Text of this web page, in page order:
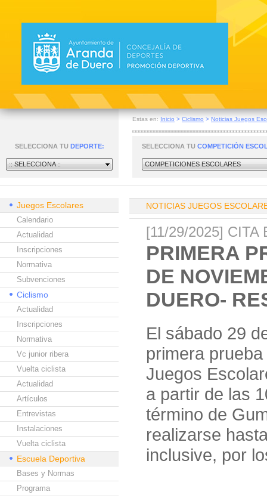
Estas en: Inicio > Ciclismo > Noticias Juegos
SELECCIONA TU DEPORTE:
:: SELECCIONA ::
SELECCIONA TU COMPETICIÓN
COMPETICIONES ESCOLARES
Juegos Escolares
Calendario
Actualidad
Inscripciones
Normativa
Subvenciones
Ciclismo
Actualidad
Inscripciones
Normativa
Vc junior ribera
Vuelta ciclista
Actualidad
Artículos
Entrevistas
Instalaciones
Vuelta ciclista
Escuela Deportiva
Bases y Normas
Programa
NOTICIAS JUEGOS
[11/29/2025] CITA
PRIMERA
DE
DUERO-
El sábado 29
primera
Juegos
a partir de las
término de
realizarse
inclusive, por